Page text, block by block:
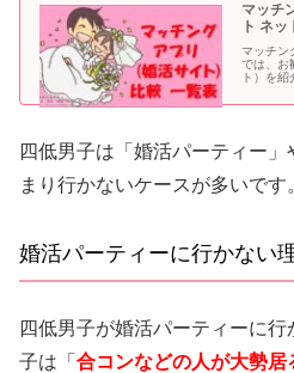
マッチ
ト ネ
マッチン
では、お
ト）を紹
に登録
てね。当
四低男子は「婚活パーティー
まり行かないケースが多いです
婚活パーティーに行かない
四低男子が婚活パーティーに
子は「 合コンなどの人が大勢